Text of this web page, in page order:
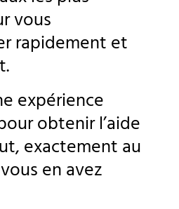
vous
rapidement et
expérience
obtenir l’aide
exactement au
en avez